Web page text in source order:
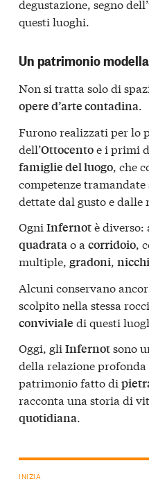
degustazione, segno
questi luoghi.
Un patrimonio
Non si tratta solo di
opere d’arte contadina.
Furono realizzati per lo
dell’Ottocentoe i primi
famiglie del luogo , che
competenze
dettate dal gusto e dalle
Ogni Infernotè diverso:
quadratao a corridoio,
multiple, gradoni,
Alcuni conservano
scolpito nella stessa
conviviale di questi
Oggi, gli Infernotsono
della relazione profonda
patrimonio fatto di
racconta una storia di
quotidiana.
INIZIA